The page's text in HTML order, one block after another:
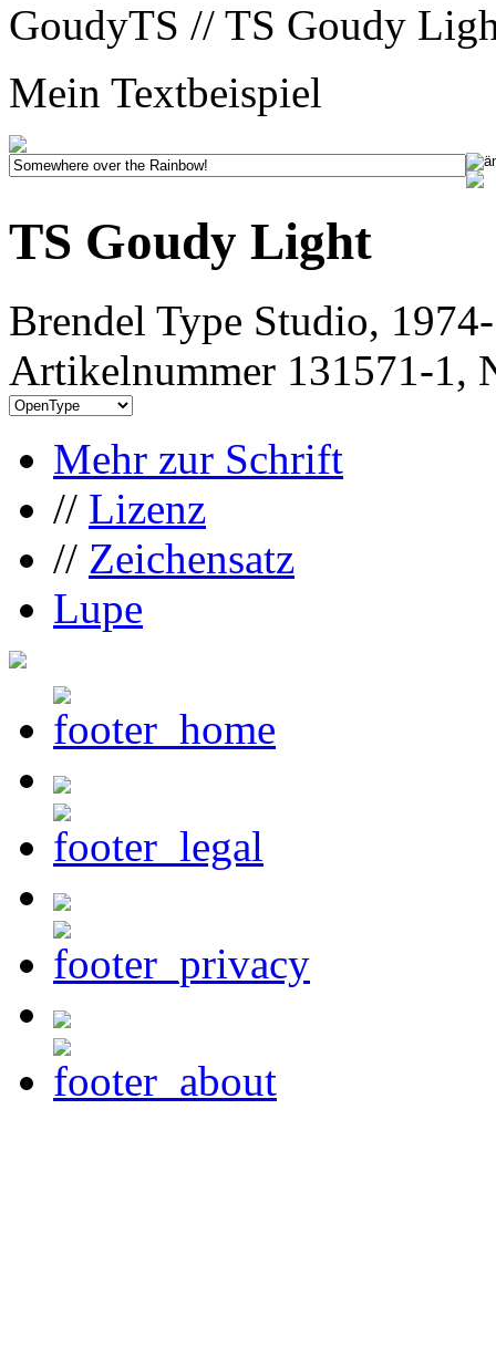
GoudyTS // TS Goudy
Mein Textbeispiel
TS Goudy Light
Brendel Type Studio,
Artikelnummer 131571-1,
Mehr zur Schrift
// Lizenz
// Zeichensatz
Lupe